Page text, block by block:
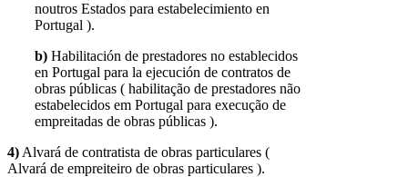
noutros Estados para estabelecimiento en
Portugal ).
b) Habilitación de prestadores no establecidos
en Portugal para la ejecución de contratos de
obras públicas ( habilitação de prestadores não
estabelecidos em Portugal para execução de
empreitadas de obras públicas ).
4) Alvará de contratista de obras particulares (
Alvará de empreiteiro de obras particulares ).